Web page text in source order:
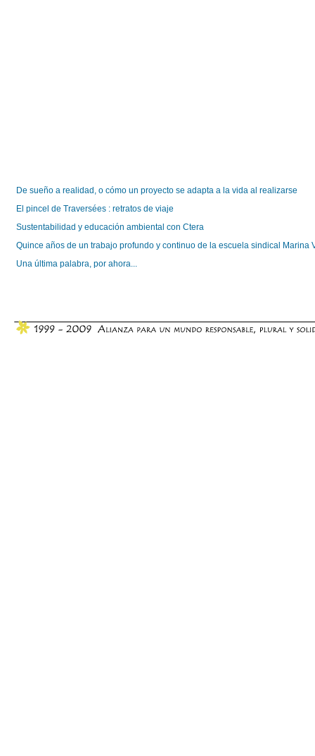
De sueño a realidad, o cómo un proyecto se adapta a la vida al realizarse
El pincel de Traversées : retratos de viaje
Sustentabilidad y educación ambiental con Ctera
Quince años de un trabajo profundo y continuo de la escuela sindical Marina
Una última palabra, por ahora...